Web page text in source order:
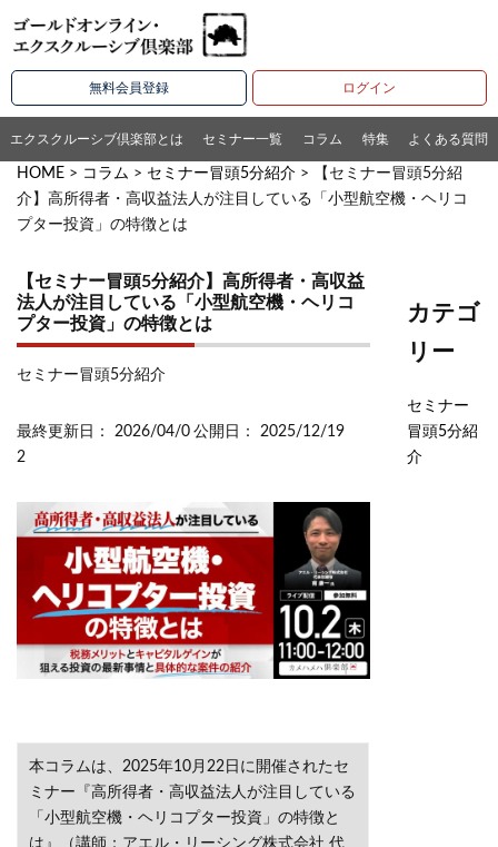
無料会員登録 ログイン
エクスクルーシブ倶楽部とは セミナー一覧 コラム 特集 よくある質問
HOME > コラム > セミナー冒頭5分紹介 > 【セミナー冒頭5分紹
介】高所得者・高収益法人が注目している「小型航空機・ヘリコ
プター投資」の特徴とは
【セミナー冒頭5分紹介】高所得者・高収益
法人が注目している「小型航空機・ヘリコ
プター投資」の特徴とは
セミナー冒頭5分紹介
最終更新日： 2026/04/0
2
公開日： 2025/12/19
本コラムは、2025年10月22日に開催されたセ
ミナー『高所得者・高収益法人が注目している
「小型航空機・ヘリコプター投資」の特徴と
は』（講師：アエル・リーシング株式会社 代
カテゴ
リー
セミナー
冒頭5分紹
介